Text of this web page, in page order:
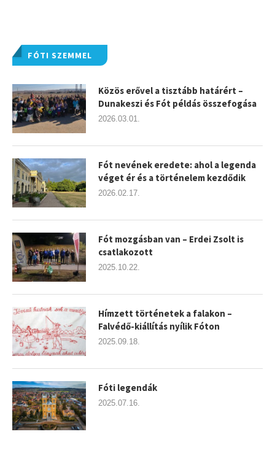
FÓTI SZEMMEL
Közös erővel a tisztább határért –
Dunakeszi és Fót példás összefogása
2026.03.01.
Fót nevének eredete: ahol a legenda
véget ér és a történelem kezdődik
2026.02.17.
Fót mozgásban van – Erdei Zsolt is
csatlakozott
2025.10.22.
Hímzett történetek a falakon –
Falvédő-kiállítás nyílik Fóton
2025.09.18.
Fóti legendák
2025.07.16.